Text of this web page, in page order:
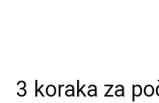
3 koraka za